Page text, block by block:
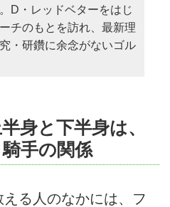
D・レッドベターをはじ
チのもとを訪れ、最新理
・研鑽に余念がないゴル
身と下半身は、
手の関係
る人のなかには、フ